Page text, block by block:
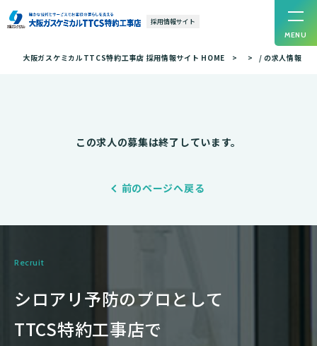
採用情報サイト
MENU
大阪ガスケミカルTTCS特約工事店 採用情報サイト HOME / の求人情報
この求人の募集は終了しています。
前のページへ戻る
Recruit
シロアリ予防のプロとして
TTCS特約工事店で